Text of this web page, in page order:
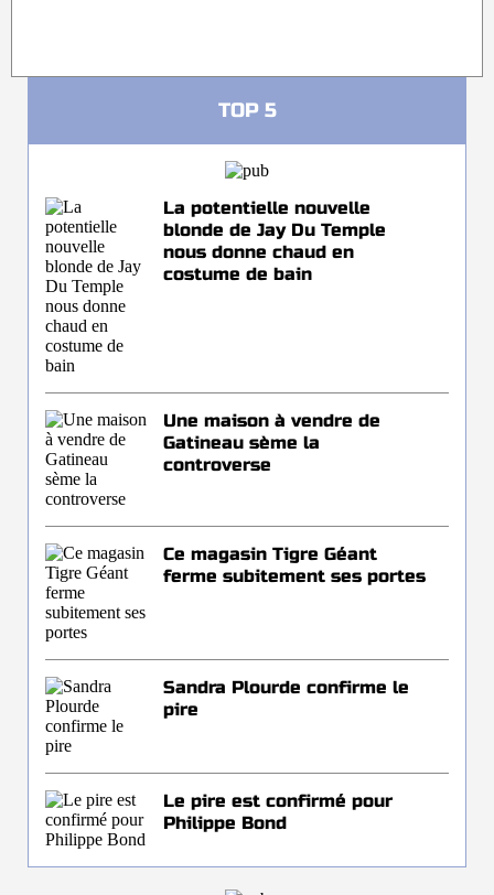
TOP 5
La potentielle nouvelle
blonde de Jay Du Temple
nous donne chaud en
costume de bain
Une maison à vendre de
Gatineau sème la
controverse
Ce magasin Tigre Géant
ferme subitement ses portes
Sandra Plourde confirme le
pire
Le pire est confirmé pour
Philippe Bond